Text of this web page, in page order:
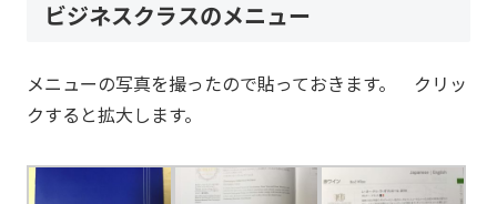
ビジネスクラスのメニュー
メニューの写真を撮ったので貼っておきます。 クリッ
クすると拡大します。